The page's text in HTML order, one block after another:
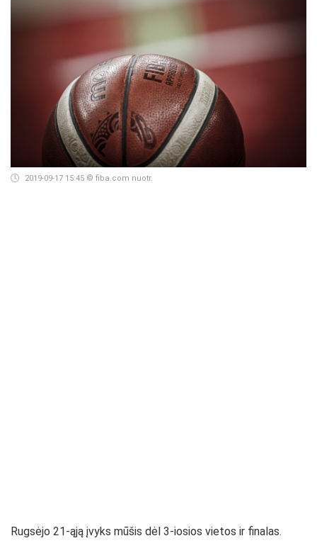
2019-09-17 15:45 © fiba.com nuotr.
Rugsėjo 21-ąją įvyks mūšis dėl 3-iosios vietos ir finalas.